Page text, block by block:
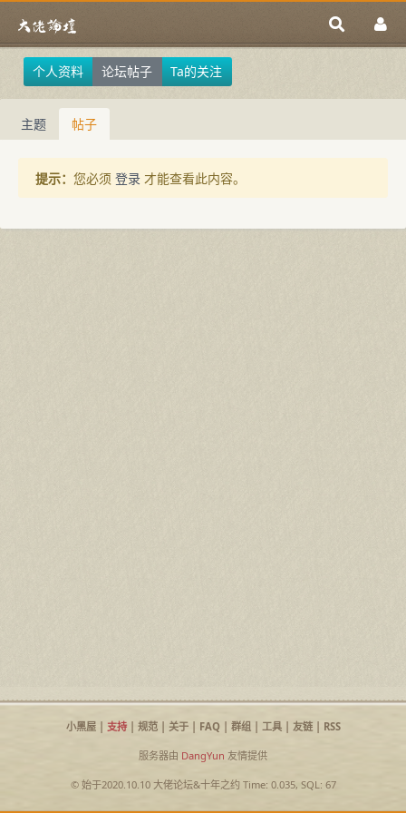
个人资料 论坛帖子 Ta的关注
主题 帖子
提示： 您必须 登录 才能查看此内容。
小黑屋| 支持| 规范| 关于| FAQ| 群组| 工具| 友链| RSS
服务器由 DangYun 友情提供
© 始于2020.10.10 大佬论坛&十年之约Time: 0.035, SQL: 67